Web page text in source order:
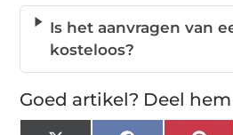
Is het aanvragen van
kosteloos?
Goed artikel? Deel